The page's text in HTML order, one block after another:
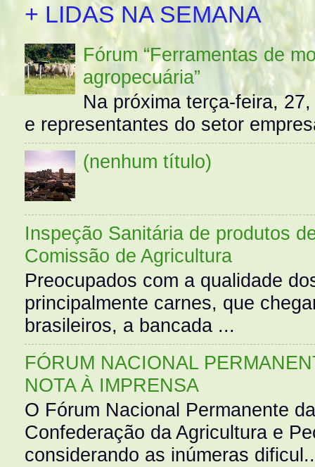
+ LIDAS NA SEMANA
Fórum “Ferramentas de
agropecuária”
Na próxima terça-feira,
e representantes do setor
(nenhum título)
Inspeção Sanitária de produtos
Comissão de Agricultura
Preocupados com a qualidade
principalmente carnes, que
brasileiros, a bancada ...
FÓRUM NACIONAL
NOTA À IMPRENSA
O Fórum Nacional Permanente
Confederação da Agricultura e
considerando as inúmeras